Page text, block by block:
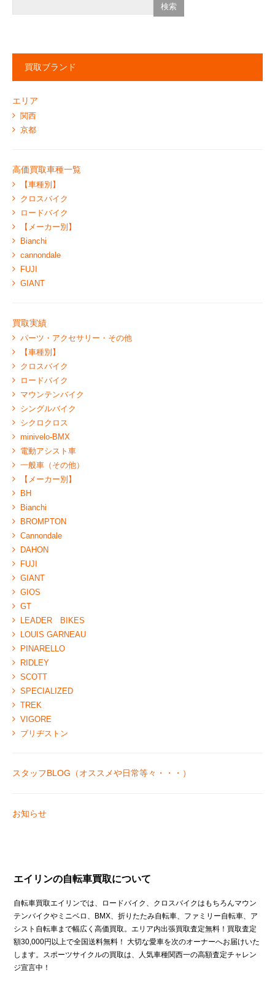
買取ブランド
エリア
関西
京都
高価買取車種一覧
【車種別】
クロスバイク
ロードバイク
【メーカー別】
Bianchi
cannondale
FUJI
GIANT
買取実績
パーツ・アクセサリー・その他
【車種別】
クロスバイク
ロードバイク
マウンテンバイク
シングルバイク
シクロクロス
minivelo-BMX
電動アシスト車
一般車（その他）
【メーカー別】
BH
Bianchi
BROMPTON
Cannondale
DAHON
FUJI
GIANT
GIOS
GT
LEADER BIKES
LOUIS GARNEAU
PINARELLO
RIDLEY
SCOTT
SPECIALIZED
TREK
VIGORE
ブリヂストン
スタッフBLOG（オススメや日常等々・・・）
お知らせ
エイリンの自転車買取について
自転車買取エイリンでは、ロードバイク、クロスバイクはもちろんマウン
テンバイクやミニベロ、BMX、折りたたみ自転車、ファミリー自転車、ア
シスト自転車まで幅広く高価買取。エリア内出張買取査定無料！買取査定
額30,000円以上で全国送料無料！ 大切な愛車を次のオーナーへお届けいた
します。スポーツサイクルの買取は、人気車種関西一の高額査定チャレン
ジ宣言中！